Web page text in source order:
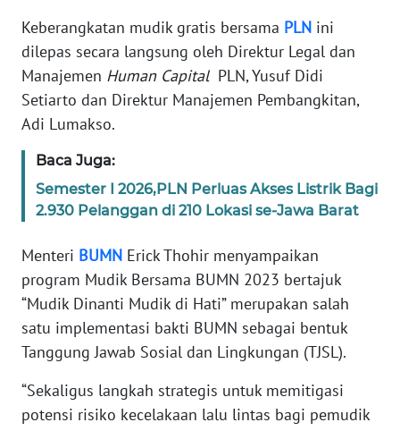
Keberangkatan mudik gratis bersama PLN ini
dilepas secara langsung oleh Direktur Legal dan
Manajemen Human Capital PLN, Yusuf Didi
Setiarto dan Direktur Manajemen Pembangkitan,
Adi Lumakso.
Baca Juga:
Semester I 2026,PLN Perluas Akses Listrik Bagi
2.930 Pelanggan di 210 Lokasi se-Jawa Barat
Menteri BUMN Erick Thohir menyampaikan
program Mudik Bersama BUMN 2023 bertajuk
“Mudik Dinanti Mudik di Hati” merupakan salah
satu implementasi bakti BUMN sebagai bentuk
Tanggung Jawab Sosial dan Lingkungan (TJSL).
“Sekaligus langkah strategis untuk memitigasi
potensi risiko kecelakaan lalu lintas bagi pemudik
WN
PAPUA
WN
PAPUA
BARAT
RIAU
SERAMBI
WN
JAMBI
SULTRA